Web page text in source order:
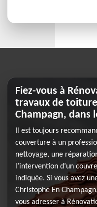
Fiez-vous à
travaux de
Champagn, dans
Il est toujours
couverture à un
nettoyage, une
l’intervention d’un
indiquée. Si vous avez
Christophe En
vous adresser à